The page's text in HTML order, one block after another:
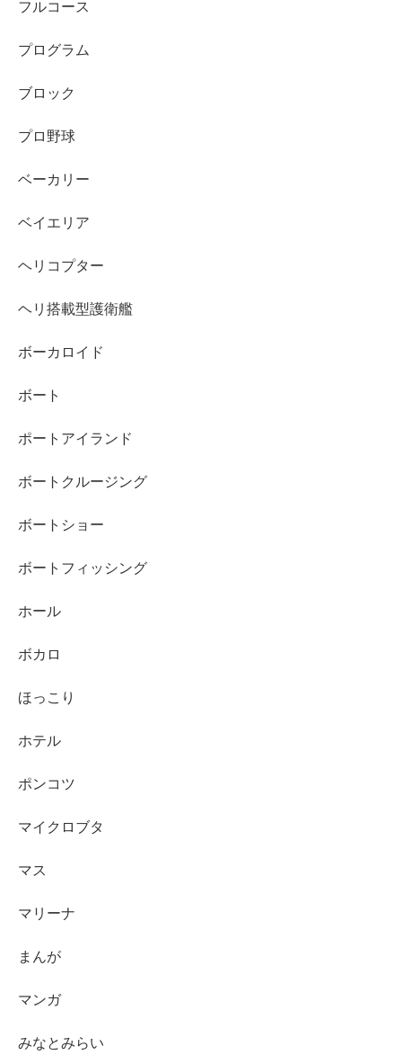
フルコース
プログラム
ブロック
プロ野球
ベーカリー
ベイエリア
ヘリコプター
ヘリ搭載型護衛艦
ボーカロイド
ボート
ポートアイランド
ボートクルージング
ボートショー
ボートフィッシング
ホール
ボカロ
ほっこり
ホテル
ポンコツ
マイクロブタ
マス
マリーナ
まんが
マンガ
みなとみらい